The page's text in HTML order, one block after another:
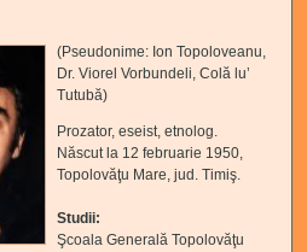
(Pseudonime: Ion Topoloveanu,
Dr. Viorel Vorbundeli, Colă lu’
Tutubă)
Prozator, eseist, etnolog.
Născut la 12 februarie 1950,
Topolovăţu Mare, jud. Timiş.
Studii:
Şcoala Generală Topolovăţu